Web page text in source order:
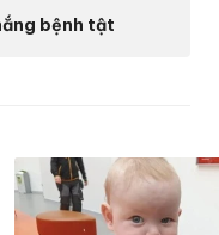
bệnh tật